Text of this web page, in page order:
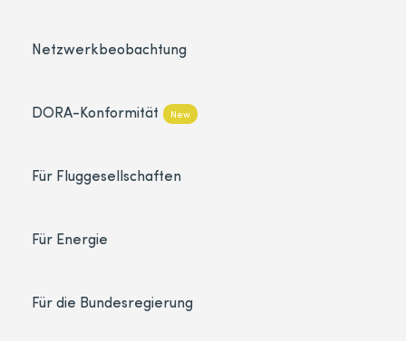
Netzwerkbeobachtung
DORA-Konformität New
Für Fluggesellschaften
Für Energie
Für die Bundesregierung